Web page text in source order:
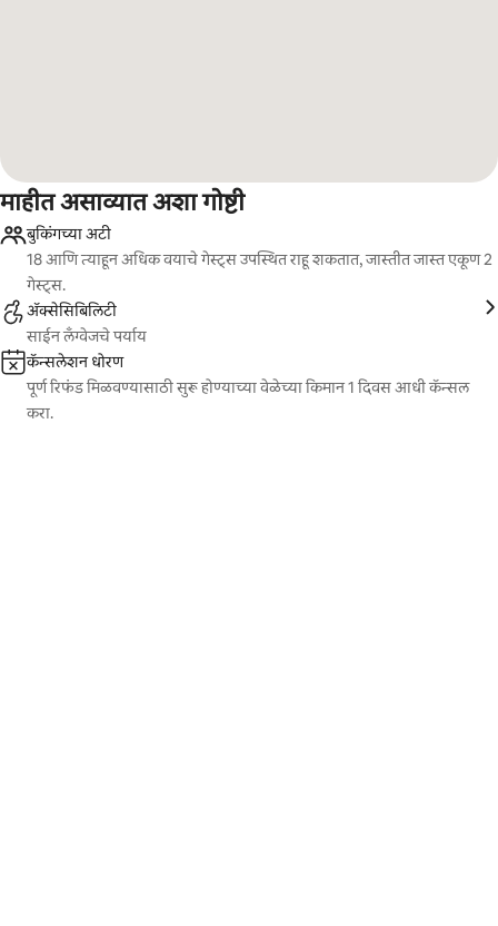
माहीत असाव्यात अशा गोष्टी
बुकिंगच्या अटी
18 आणि त्याहून अधिक वयाचे गेस्ट्स उपस्थित राहू शकतात, जास्तीत जास्त एकूण 2
गेस्ट्स.
ॲक्सेसिबिलिटी
साईन लँग्वेजचे पर्याय
कॅन्सलेशन धोरण
पूर्ण रिफंड मिळवण्यासाठी सुरू होण्याच्या वेळेच्या किमान 1 दिवस आधी कॅन्सल
करा.